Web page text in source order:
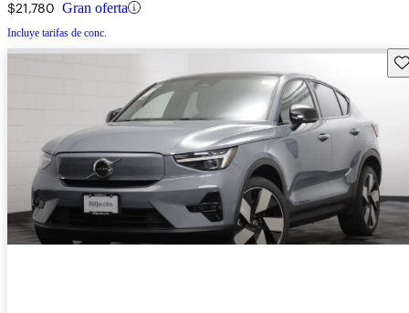
$21,780 Gran oferta
Incluye tarifas de conc.